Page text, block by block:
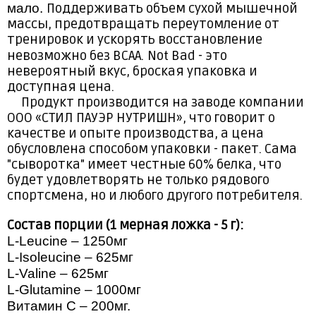
мало. Поддерживать объем сухой мышечной
массы, предотвращать переутомление от
тренировок и ускорять восстановление
невозможно без BCAA. Not Bad - это
невероятный вкус, броская упаковка и
доступная цена.
Продукт производится на заводе компании
ООО «СТИЛ ПАУЭР НУТРИШН», что говорит о
качестве и опыте производства, а цена
обусловлена способом упаковки - пакет. Сама
"сыворотка" имеет честные 60% белка, что
будет удовлетворять не только рядового
спортсмена, но и любого другого потребителя.
Состав порции (1 мерная ложка - 5 г):
L-Leucine – 1250мг
L-Isoleucine – 625мг
L-Valine – 625мг
L-Glutamine – 1000мг
Витамин С – 200мг.